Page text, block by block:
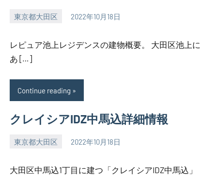
東京都大田区 2022年10月18日
SEZIMO
レピュア池上レジデンスの建物概要。 大田区池上に
あ […]
Continue reading
クレイシアIDZ中馬込詳細情報
東京都大田区 2022年10月18日
SEZIMO
大田区中馬込1丁目に建つ「クレイシアIDZ中馬込」